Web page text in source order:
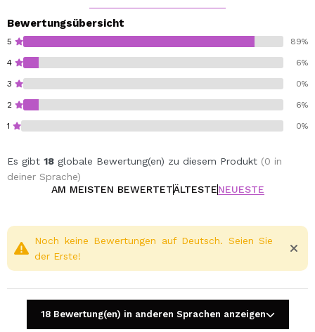
Bewertungsübersicht
5 89%
4 6%
3 0%
2 6%
1 0%
Es gibt 18 globale Bewertung(en) zu diesem Produkt (0 in
deiner Sprache)
AM MEISTEN BEWERTETÄLTESTENEUESTE
Noch keine Bewertungen auf Deutsch. Seien Sie
der Erste!
18 Bewertung(en) in anderen Sprachen anzeigen